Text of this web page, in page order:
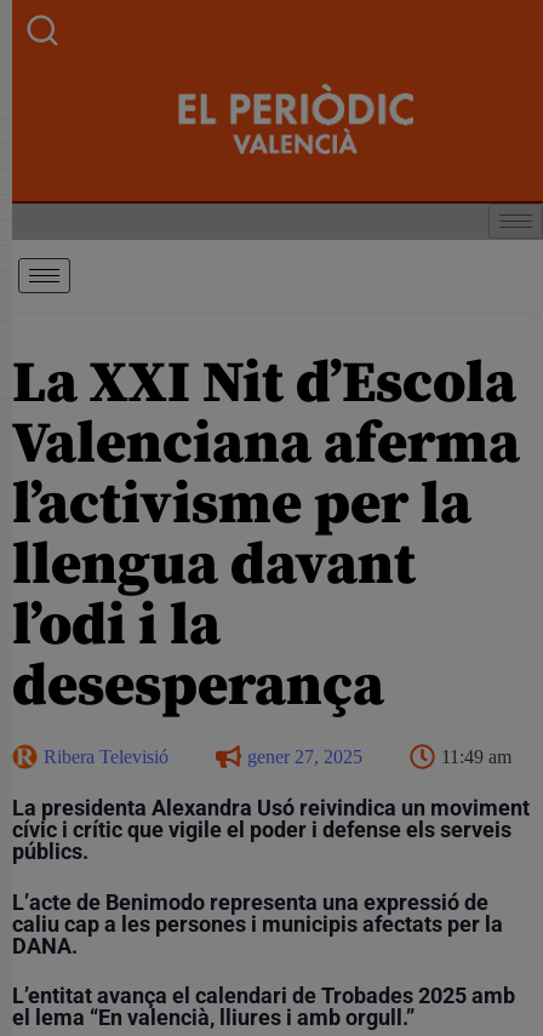
La XXI Nit d’Escola
Valenciana aferma
l’activisme per la
llengua davant
l’odi i la
desesperança
Ribera Televisió gener 27, 2025 11:49 am
La presidenta Alexandra Usó reivindica un moviment
cívic i crític que vigile el poder i defense els serveis
públics.
L’acte de Benimodo representa una expressió de
caliu cap a les persones i municipis afectats per la
DANA.
L’entitat avança el calendari de Trobades 2025 amb
el lema “En valencià, lliures i amb orgull.”